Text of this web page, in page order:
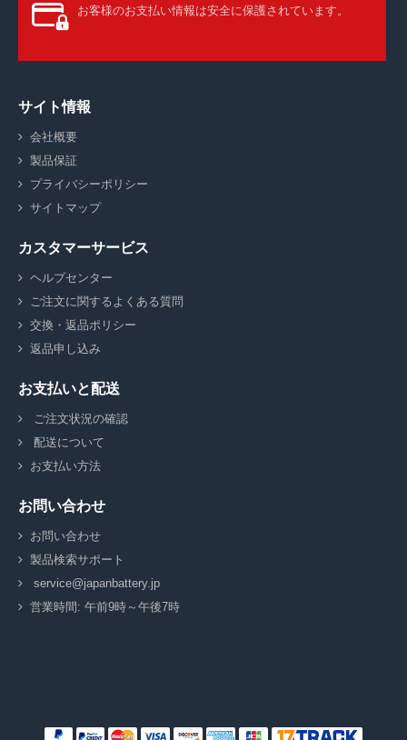
お客様のお支払い情報は安全に保護されています。
サイト情報
会社概要
製品保証
プライバシーポリシー
サイトマップ
カスタマーサービス
ヘルプセンター
ご注文に関するよくある質問
交換・返品ポリシー
返品申し込み
お支払いと配送
ご注文状況の確認
配送について
お支払い方法
お問い合わせ
お問い合わせ
製品検索サポート
service@japanbattery.jp
営業時間: 午前9時～午後7時